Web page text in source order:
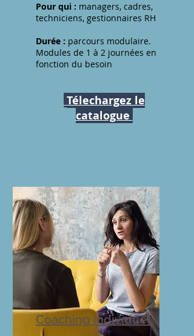
Pour qui : managers, cadres,
techniciens, gestionnaires RH
Durée : parcours modulaire.
Modules de 1 à 2 journées en
fonction du besoin
Télechargez le
catalogue
Coaching individuel